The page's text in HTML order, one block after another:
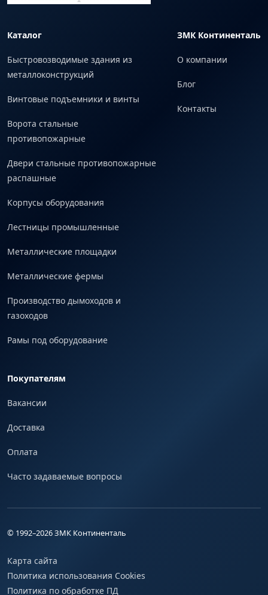
Каталог
Быстровозводимые здания из
металлоконструкций
Винтовые подъемники и винты
Ворота стальные
противопожарные
Двери стальные противопожарные
распашные
Корпусы оборудования
Лестницы промышленные
Металлические площадки
Металлические фермы
Производство дымоходов и
газоходов
Рамы под оборудование
ЗМК Континенталь
О компании
Блог
Контакты
Покупателям
Вакансии
Доставка
Оплата
Часто задаваемые вопросы
© 1992–2026ЗМК Континенталь
Карта сайта
Политика использования Cookies
Политика по обработке ПД